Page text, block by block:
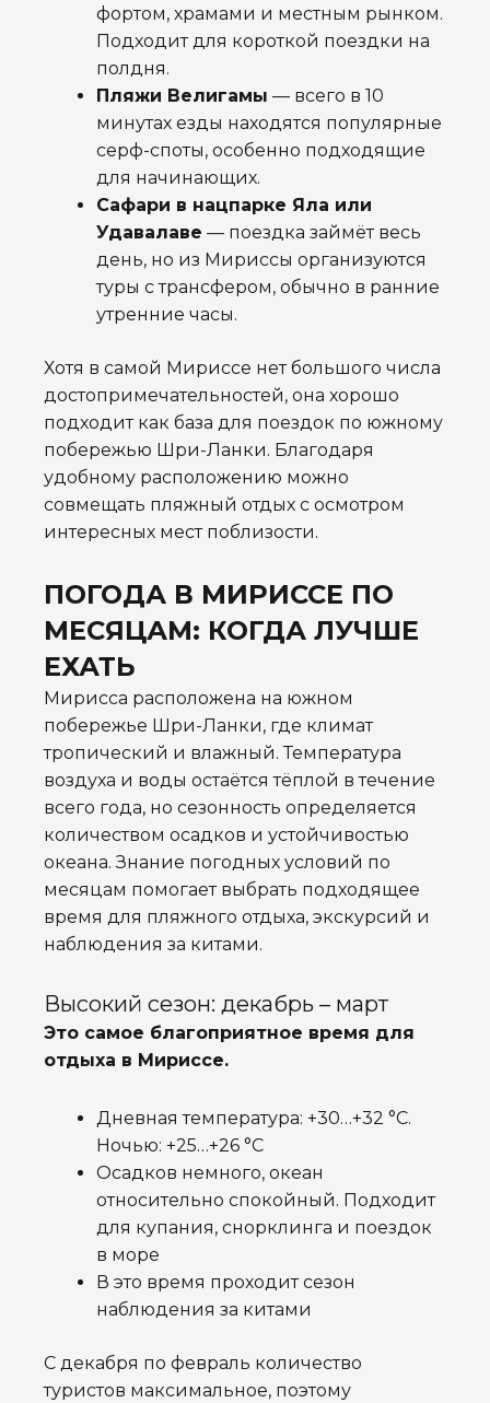
фортом, храмами и местным рынком.
Подходит для короткой поездки на
полдня.
Пляжи Велигамы — всего в 10
минутах езды находятся популярные
серф-споты, особенно подходящие
для начинающих.
Сафари в нацпарке Яла или
Удавалаве — поездка займёт весь
день, но из Мириссы организуются
туры с трансфером, обычно в ранние
утренние часы.
Хотя в самой Мириссе нет большого числа
достопримечательностей, она хорошо
подходит как база для поездок по южному
побережью Шри-Ланки. Благодаря
удобному расположению можно
совмещать пляжный отдых с осмотром
интересных мест поблизости.
ПОГОДА В МИРИССЕ ПО
МЕСЯЦАМ: КОГДА ЛУЧШЕ
ЕХАТЬ
Мирисса расположена на южном
побережье Шри-Ланки, где климат
тропический и влажный. Температура
воздуха и воды остаётся тёплой в течение
всего года, но сезонность определяется
количеством осадков и устойчивостью
океана. Знание погодных условий по
месяцам помогает выбрать подходящее
время для пляжного отдыха, экскурсий и
наблюдения за китами.
Высокий сезон: декабрь – март
Это самое благоприятное время для
отдыха в Мириссе.
Дневная температура: +30…+32 °C.
Ночью: +25…+26 °C
Осадков немного, океан
относительно спокойный. Подходит
для купания, снорклинга и поездок
в море
В это время проходит сезон
наблюдения за китами
С декабря по февраль количество
туристов максимальное, поэтому